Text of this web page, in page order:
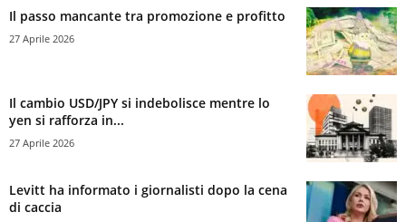
Il passo mancante tra promozione e profitto
27 Aprile 2026
Il cambio USD/JPY si indebolisce mentre lo
yen si rafforza in...
27 Aprile 2026
Levitt ha informato i giornalisti dopo la cena
di caccia